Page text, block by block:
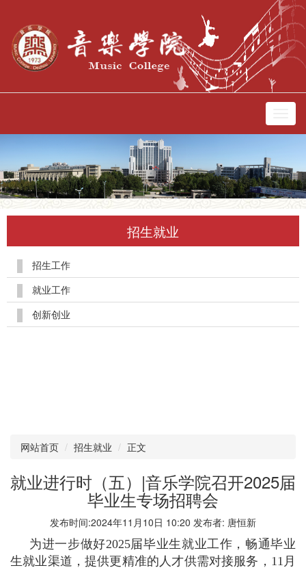
换
招生就业
招生工作
就业工作
创新创业
网站首页 招生就业 正文
就业进行时（五）|音乐学院召开2025届
毕业生专场招聘会
发布时间:2024年11月10日 10:20 发布者: 唐恒新
为进一步做好2025届毕业生就业工作，畅通毕业
生就业渠道，提供更精准的人才供需对接服务，11月